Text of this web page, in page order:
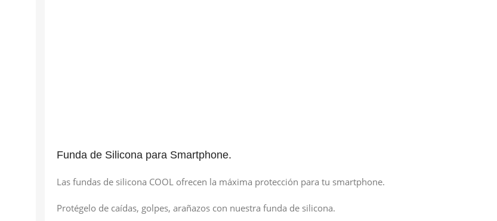
Funda de Silicona para Smartphone.
Las fundas de silicona COOL ofrecen la máxima protección para tu smartphone.
Protégelo de caídas, golpes, arañazos con nuestra funda de silicona.